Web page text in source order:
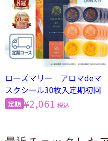
ローズマリー アロマdeマ
スクシール30枚入定期初回
¥2,061 税込